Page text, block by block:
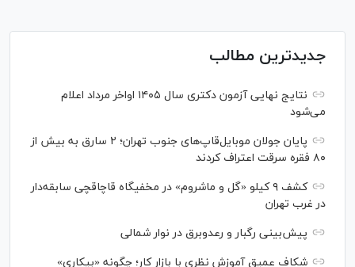
جدیدترین مطالب
نتایج نهایی آزمون دکتری سال ۱۴۰۵ اواخر مرداد اعلام
می‌شود
پایان جولان موبایل‌قاپ‌های جنوب تهران؛ ۲ سارق به بیش از
۸۰ فقره سرقت اعتراف کردند
کشف ۹ کیلو «گل و ماشروم» در مخفیگاه قاچاقچی سابقه‌دار
در غرب تهران
پیش‌بینی رگبار و رعدوبرق در نوار شمالی
شکاف عمیق آموزش نظری با بازار کار؛ چگونه «بیکاری»